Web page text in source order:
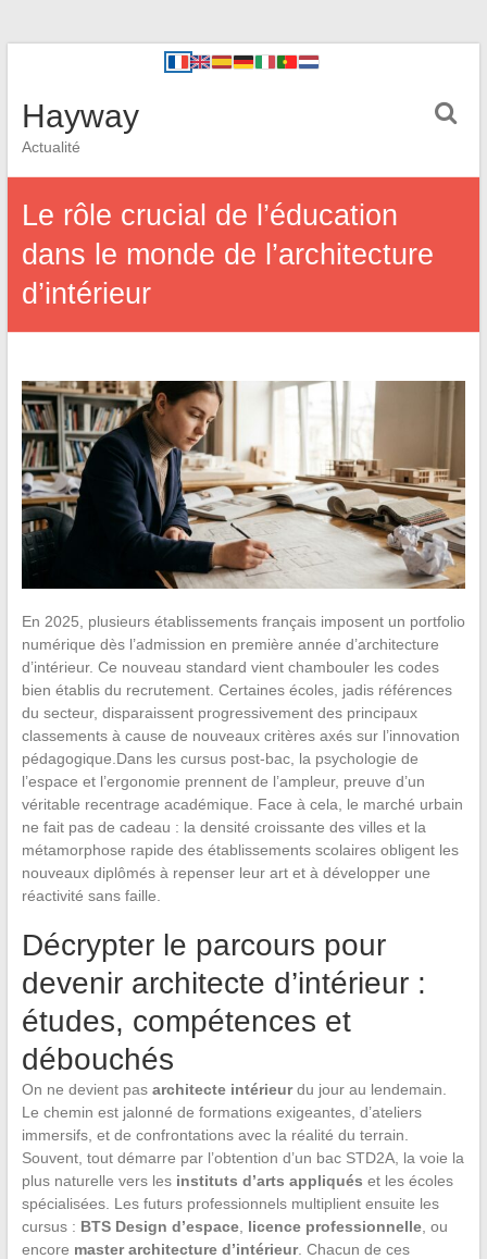
Hayway
Actualité
Le rôle crucial de l’éducation
dans le monde de l’architecture
d’intérieur
En 2025, plusieurs établissements français imposent un portfolio
numérique dès l’admission en première année d’architecture
d’intérieur. Ce nouveau standard vient chambouler les codes
bien établis du recrutement. Certaines écoles, jadis références
du secteur, disparaissent progressivement des principaux
classements à cause de nouveaux critères axés sur l’innovation
pédagogique.Dans les cursus post-bac, la psychologie de
l’espace et l’ergonomie prennent de l’ampleur, preuve d’un
véritable recentrage académique. Face à cela, le marché urbain
ne fait pas de cadeau : la densité croissante des villes et la
métamorphose rapide des établissements scolaires obligent les
nouveaux diplômés à repenser leur art et à développer une
réactivité sans faille.
Décrypter le parcours pour
devenir architecte d’intérieur :
études, compétences et
débouchés
On ne devient pas architecte intérieurdu jour au lendemain.
Le chemin est jalonné de formations exigeantes, d’ateliers
immersifs, et de confrontations avec la réalité du terrain.
Souvent, tout démarre par l’obtention d’un bac STD2A, la voie la
plus naturelle vers les instituts d’arts appliqués et les écoles
spécialisées. Les futurs professionnels multiplient ensuite les
cursus : BTS Design d’espace, licence professionnelle, ou
encore master architecture d’intérieur. Chacun de ces